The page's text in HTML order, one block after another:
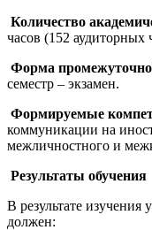
Количество
часов (152 аудиторных
Форма
семестр – экзамен.
Формируемые
коммуникации на
межличностного и
Результаты обучения
В результате
должен: